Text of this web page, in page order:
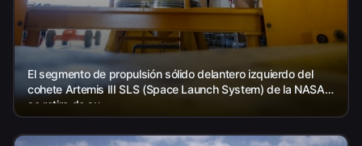
El segmento de propulsión sólido delantero izquierdo del
cohete Artemis III SLS (Space Launch System) de la NASA
se retira de su...